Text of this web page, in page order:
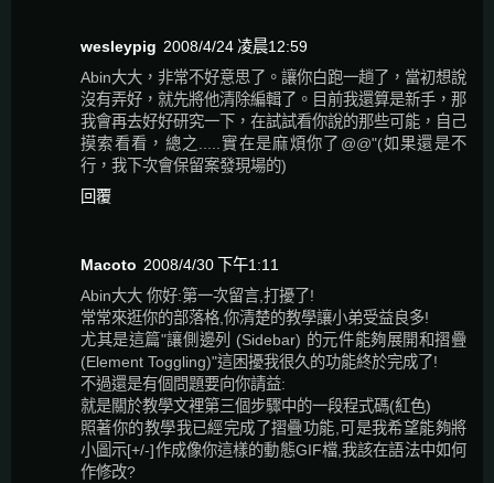
wesleypig 2008/4/24 凌晨12:59
Abin大大，非常不好意思了。讓你白跑一趟了，當初想說
沒有弄好，就先將他清除編輯了。目前我還算是新手，那
我會再去好好研究一下，在試試看你說的那些可能，自己
摸索看看，總之.....實在是麻煩你了@@"(如果還是不
行，我下次會保留案發現場的)
回覆
Macoto 2008/4/30 下午1:11
Abin大大 你好:第一次留言,打擾了!
常常來逛你的部落格,你清楚的教學讓小弟受益良多!
尤其是這篇"讓側邊列 (Sidebar) 的元件能夠展開和摺疊
(Element Toggling)"這困擾我很久的功能終於完成了!
不過還是有個問題要向你請益:
就是關於教學文裡第三個步驟中的一段程式碼(紅色)
照著你的教學我已經完成了摺疊功能,可是我希望能夠將
小圖示[+/-]作成像你這樣的動態GIF檔,我該在語法中如何
作修改?